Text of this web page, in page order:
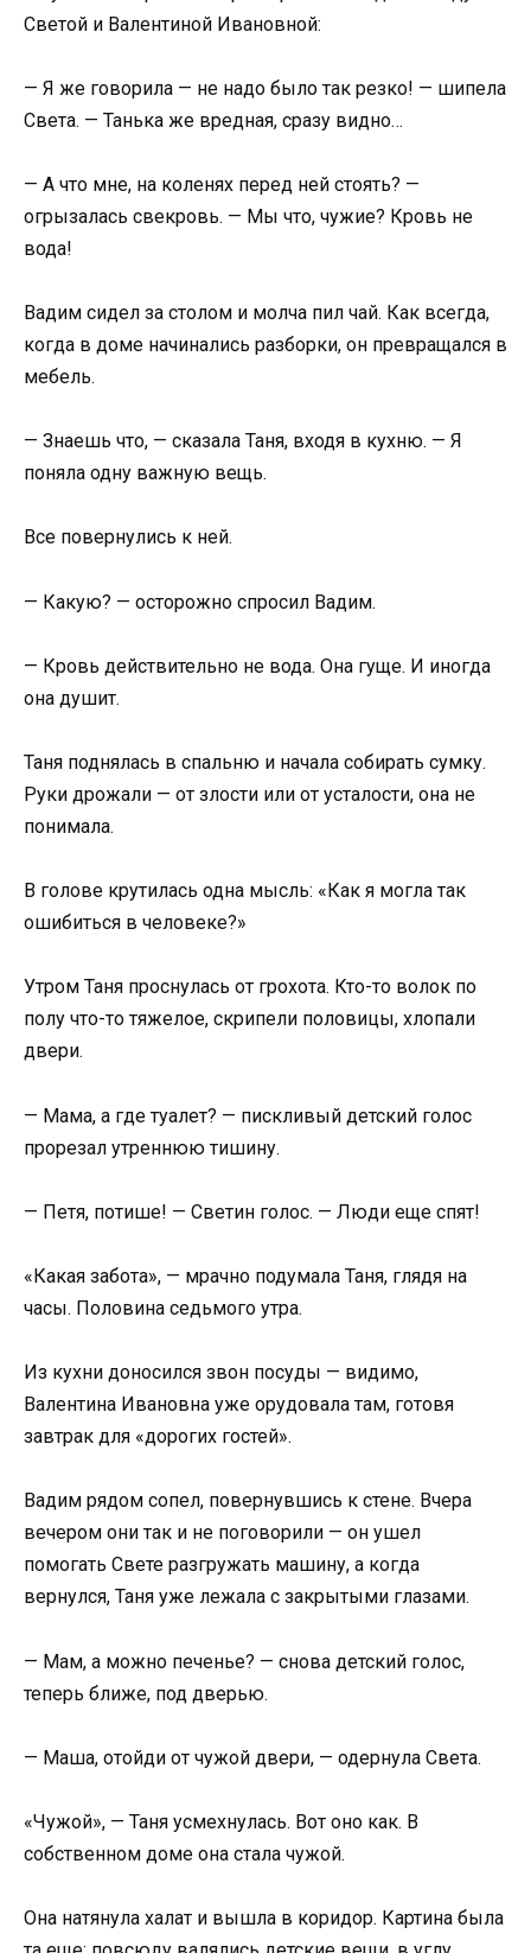
Светой и Валентиной Ивановной:
— Я же говорила — не надо было так резко! — шипела
Света. — Танька же вредная, сразу видно…
— А что мне, на коленях перед ней стоять? —
огрызалась свекровь. — Мы что, чужие? Кровь не
вода!
Вадим сидел за столом и молча пил чай. Как всегда,
когда в доме начинались разборки, он превращался в
мебель.
— Знаешь что, — сказала Таня, входя в кухню. — Я
поняла одну важную вещь.
Все повернулись к ней.
— Какую? — осторожно спросил Вадим.
— Кровь действительно не вода. Она гуще. И иногда
она душит.
Таня поднялась в спальню и начала собирать сумку.
Руки дрожали — от злости или от усталости, она не
понимала.
В голове крутилась одна мысль: «Как я могла так
ошибиться в человеке?»
Утром Таня проснулась от грохота. Кто-то волок по
полу что-то тяжелое, скрипели половицы, хлопали
двери.
— Мама, а где туалет? — пискливый детский голос
прорезал утреннюю тишину.
— Петя, потише! — Светин голос. — Люди еще спят!
«Какая забота», — мрачно подумала Таня, глядя на
часы. Половина седьмого утра.
Из кухни доносился звон посуды — видимо,
Валентина Ивановна уже орудовала там, готовя
завтрак для «дорогих гостей».
Вадим рядом сопел, повернувшись к стене. Вчера
вечером они так и не поговорили — он ушел
помогать Свете разгружать машину, а когда
вернулся, Таня уже лежала с закрытыми глазами.
— Мам, а можно печенье? — снова детский голос,
теперь ближе, под дверью.
— Маша, отойди от чужой двери, — одернула Света.
«Чужой», — Таня усмехнулась. Вот оно как. В
собственном доме она стала чужой.
Она натянула халат и вышла в коридор. Картина была